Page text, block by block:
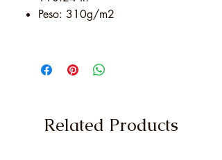
Peso: 310g/m2
Related Products